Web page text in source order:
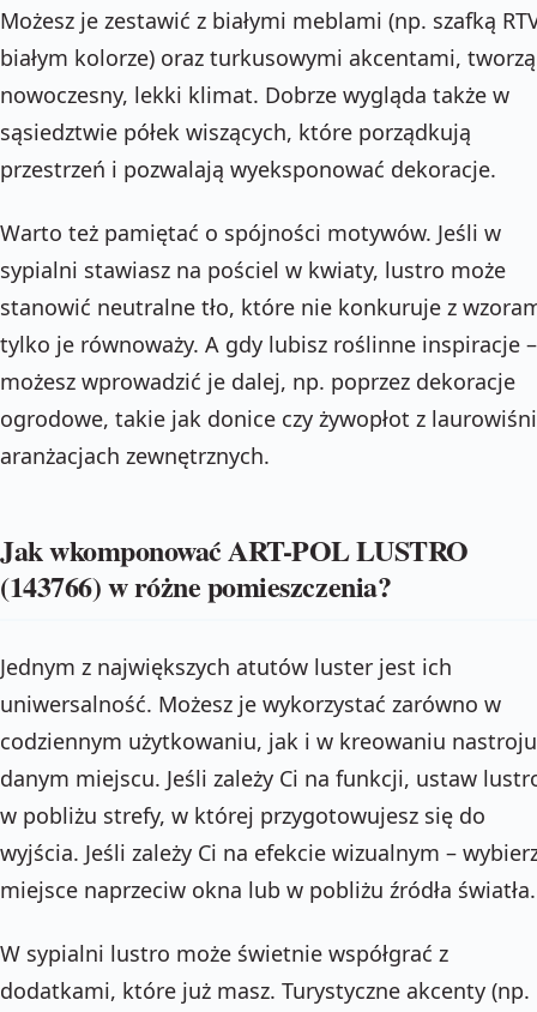
Możesz je zestawić z białymi meblami (np. szafką
białym kolorze) oraz turkusowymi akcentami,
nowoczesny, lekki klimat. Dobrze wygląda także w
sąsiedztwie półek wiszących, które porządkują
przestrzeń i pozwalają wyeksponować dekoracje.
Warto też pamiętać o spójności motywów. Jeśli w
sypialni stawiasz na pościel w kwiaty, lustro może
stanowić neutralne tło, które nie konkuruje z
tylko je równoważy. A gdy lubisz roślinne inspiracje –
możesz wprowadzić je dalej, np. poprzez dekoracje
ogrodowe, takie jak donice czy żywopłot z
aranżacjach zewnętrznych.
Jak wkomponować ART-POL LUSTRO
(143766) w różne pomieszczenia?
Jednym z największych atutów luster jest ich
uniwersalność. Możesz je wykorzystać zarówno w
codziennym użytkowaniu, jak i w kreowaniu
danym miejscu. Jeśli zależy Ci na funkcji, ustaw
w pobliżu strefy, w której przygotowujesz się do
wyjścia. Jeśli zależy Ci na efekcie wizualnym –
miejsce naprzeciw okna lub w pobliżu źródła światła.
W sypialni lustro może świetnie współgrać z
dodatkami, które już masz. Turystyczne akcenty (np.